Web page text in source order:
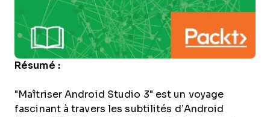
Résumé :
"Maîtriser Android Studio 3" est un voyage
fascinant à travers les subtilités d’Android